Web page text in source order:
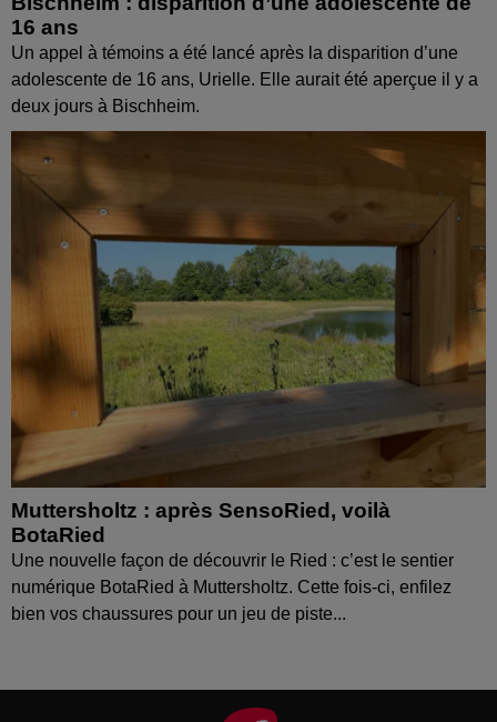
16 ans
Un appel à témoins a été lancé après la disparition d’une
adolescente de 16 ans, Urielle. Elle aurait été aperçue il y a
deux jours à Bischheim.
Muttersholtz : après SensoRied, voilà
BotaRied
Une nouvelle façon de découvrir le Ried : c’est le sentier
numérique BotaRied à Muttersholtz. Cette fois-ci, enfilez
bien vos chaussures pour un jeu de piste...